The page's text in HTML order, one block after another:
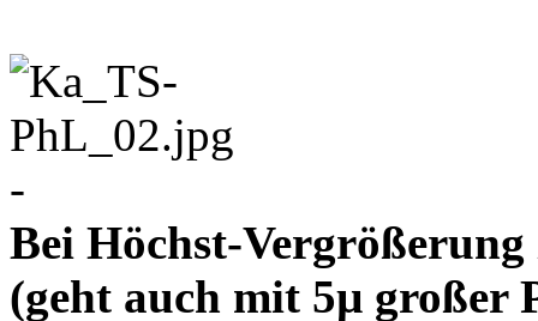
-
Bei Höchst-
(geht auch mit 5µ großer